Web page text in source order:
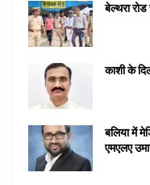
बेल्थरा
काशी के
बलिया में
एमएलए